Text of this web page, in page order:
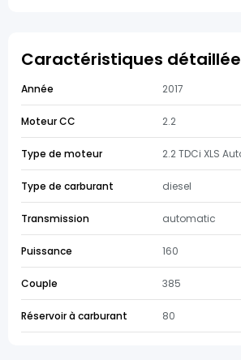
Caractéristiques
Année 2017
Moteur CC 2.2
Type de moteur 2.2 TDCi XLS
Type de carburant diesel
Transmission automatic
Puissance 160
Couple 385
Réservoir à carburant 80